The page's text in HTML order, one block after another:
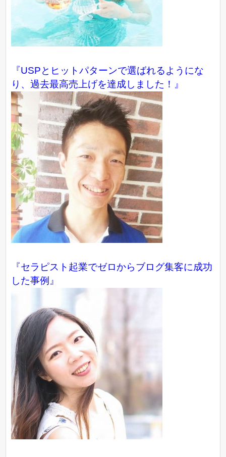
『USPとヒットパターンで選ばれるようにな
り、過去最高売上げを達成しました！』
『セラピスト起業でゼロからブログ集客に成功
した事例 』